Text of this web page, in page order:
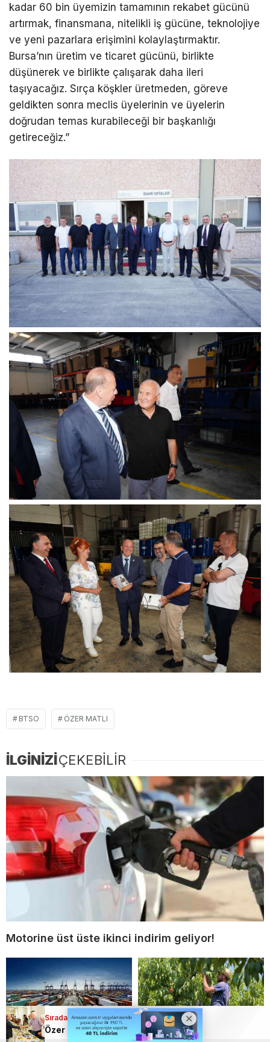
Sıradaki Haber
Özer Matlı: “BTSO’da üretimin ve ticaretin önünü birlikte Açacağız.”
kadar 60 bin üyemizin tamamının rekabet gücünü
artırmak, finansmana, nitelikli iş gücüne, teknolojiye
ve yeni pazarlara erişimini kolaylaştırmaktır.
Bursa’nın üretim ve ticaret gücünü, birlikte
düşünerek ve birlikte çalışarak daha ileri
taşıyacağız. Sırça köşkler üretmeden, göreve
geldikten sonra meclis üyelerinin ve üyelerin
doğrudan temas kurabileceği bir başkanlığı
getireceğiz.”
BTSO ÖZER MATLI
İLGİNİZİÇEKEBİLİR
Motorine üst üste ikinci indirim geliyor!